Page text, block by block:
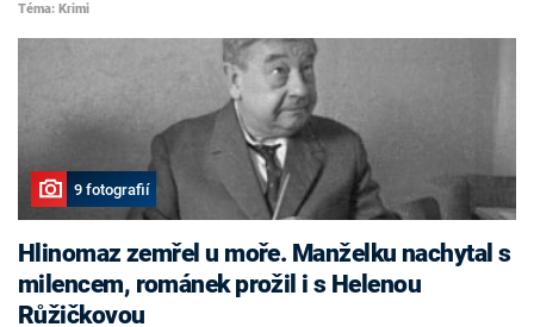
Téma: Krimi
9 fotografií
Hlinomaz zemřel u moře. Manželku nachytal s
milencem, románek prožil i s Helenou
Růžičkovou